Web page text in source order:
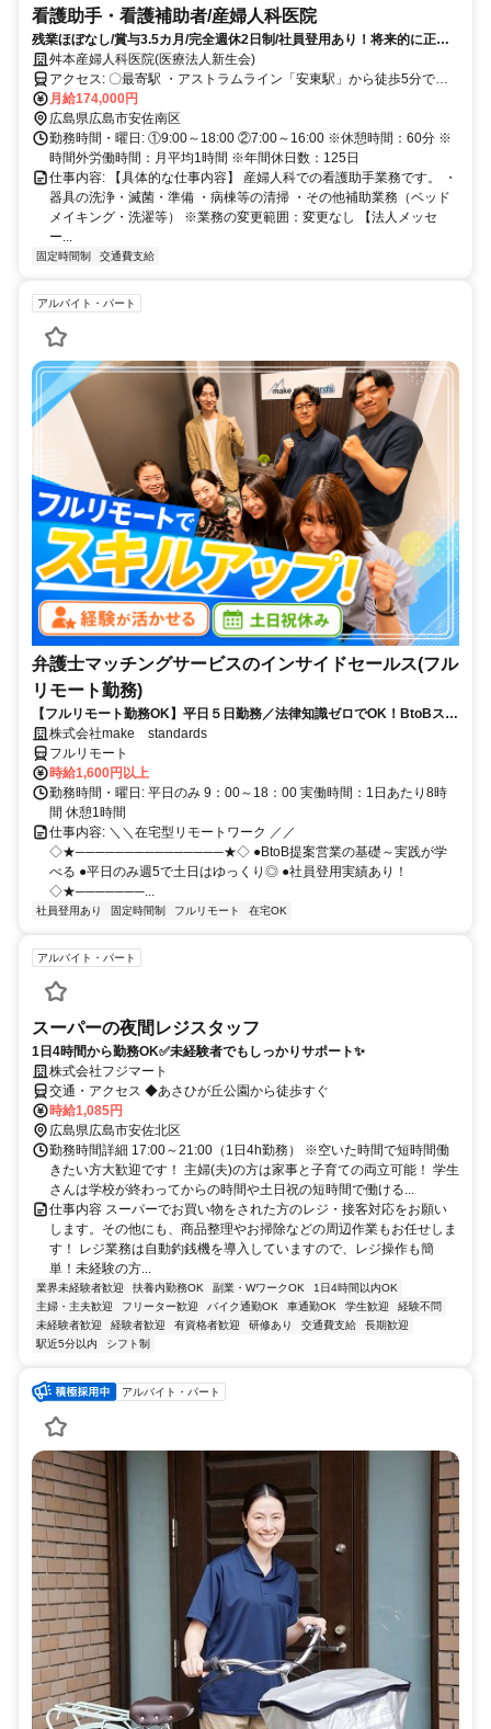
看護助手・看護補助者/産婦人科医院
残業ほぼなし/賞与3.5カ月/完全週休2日制/社員登用あり！将来的に正社
員で働きたい方を応援！
舛本産婦人科医院(医療法人新生会)
アクセス: 〇最寄駅 ・アストラムライン「安東駅」から徒歩5分でア
クセス便利です！ ・「武田山団地入口バス停」、「安田女子大入口
バス停」から徒歩2分 ※交通費支給！ ※車通勤OK！バイク通勤OK！
（無料駐車場あり） ※駅近5分以内！
月給174,000円
広島県広島市安佐南区
勤務時間・曜日: ①9:00～18:00 ②7:00～16:00 ※休憩時間：60分 ※
時間外労働時間：月平均1時間 ※年間休日数：125日
仕事内容: 【具体的な仕事内容】 産婦人科での看護助手業務です。 ・
器具の洗浄・滅菌・準備 ・病棟等の清掃 ・その他補助業務（ベッド
メイキング・洗濯等） ※業務の変更範囲：変更なし 【法人メッセ
ー...
固定時間制 交通費支給
アルバイト・パート
弁護士マッチングサービスのインサイドセールス(フル
リモート勤務)
【フルリモート勤務OK】平日５日勤務／法律知識ゼロでOK！BtoBスキ
ルが身につく営業職
株式会社make standards
フルリモート
時給1,600円以上
勤務時間・曜日: 平日のみ 9：00～18：00 実働時間：1日あたり8時
間 休憩1時間
仕事内容: ＼＼在宅型リモートワーク ／／
◇★───────────────★◇ ●BtoB提案営業の基礎～実践が学
べる ●平日のみ週5で土日はゆっくり◎ ●社員登用実績あり！
◇★───────...
社員登用あり 固定時間制 フルリモート 在宅OK
アルバイト・パート
スーパーの夜間レジスタッフ
1日4時間から勤務OK✅未経験者でもしっかりサポート✨
株式会社フジマート
交通・アクセス ◆あさひが丘公園から徒歩すぐ
時給1,085円
広島県広島市安佐北区
勤務時間詳細 17:00～21:00（1日4h勤務） ※空いた時間で短時間働
きたい方大歓迎です！ 主婦(夫)の方は家事と子育ての両立可能！ 学生
さんは学校が終わってからの時間や土日祝の短時間で働ける...
仕事内容 スーパーでお買い物をされた方のレジ・接客対応をお願い
します。その他にも、商品整理やお掃除などの周辺作業もお任せしま
す！ レジ業務は自動釣銭機を導入していますので、レジ操作も簡
単！未経験の方...
業界未経験者歓迎 扶養内勤務OK 副業・WワークOK
1日4時間以内OK
主婦・主夫歓迎
フリーター歓迎 バイク通勤OK 車通勤OK 学生歓迎
経験不問
未経験者歓迎
経験者歓迎 有資格者歓迎 研修あり 交通費支給
長期歓迎
駅近5分以内
シフト制
アルバイト・パート